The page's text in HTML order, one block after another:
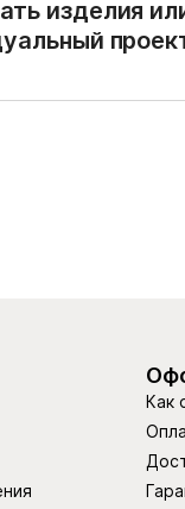
изделия
Как